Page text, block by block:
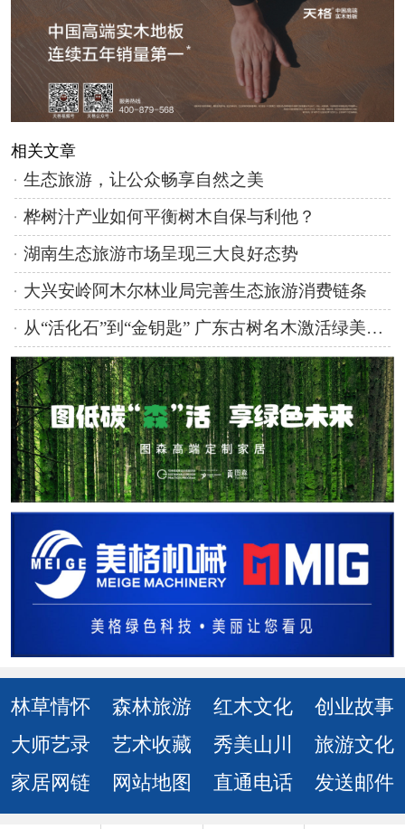
相关文章
生态旅游，让公众畅享自然之美
桦树汁产业如何平衡树木自保与利他？
湖南生态旅游市场呈现三大良好态势
大兴安岭阿木尔林业局完善生态旅游消费链条
从“活化石”到“金钥匙” 广东古树名木激活绿美经济
林草情怀 森林旅游 红木文化
创业故事
大师艺录
艺术收藏 秀美山川
旅游文化
家居网链
网站地图 直通电话 发送邮件